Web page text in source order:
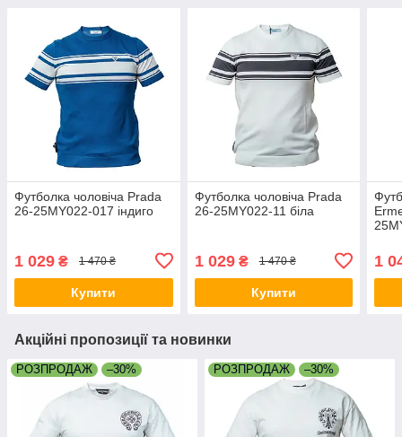
Футболка чоловіча Prada
26-25MY022-017 індиго
1 029 ₴ 1 470 ₴
Купити
Футболка чоловіча Prada
26-25MY022-11 біла
1 029₴ 1 470 ₴
Купити
1
Акційні пропозиції та новинки
РОЗПРОДАЖ –30% РОЗПРОДАЖ –30%